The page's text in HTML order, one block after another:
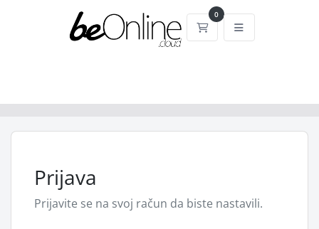
0
Košarica
Prijava
Prijavite se na svoj račun da biste nastavili.